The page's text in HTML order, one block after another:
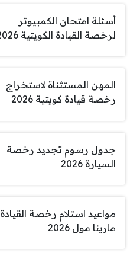
أسئلة امتحان الكمبيوتر
لرخصة القيادة الكويتية 2026
المهن المستثناة لاستخراج
رخصة قيادة كويتية 2026
جدول رسوم تجديد رخصة
السيارة 2026
مواعيد استلام رخصة القيادة
مارينا مول 2026